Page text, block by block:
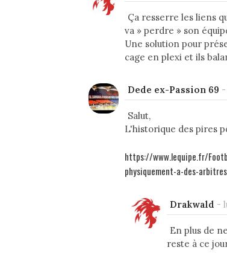
Ça resserre les liens
va » perdre » son
Une solution pour
cage en plexi et ils
Dede ex-Passion 69 -
Salut,
L'historique des pires
https://www.lequipe.fr/
physiquement-a-des-
Drakwald -
En plus de
reste à ce